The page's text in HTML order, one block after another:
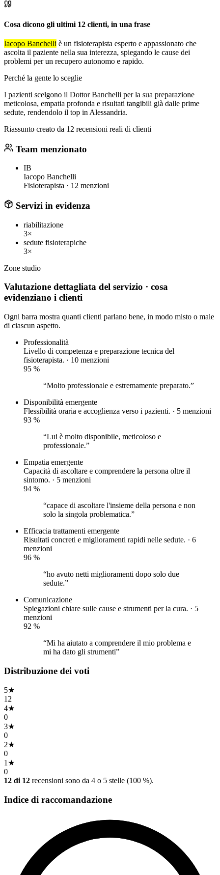
Cosa dicono gli ultimi 12 clienti, in una frase
Iacopo Banchelli è un fisioterapista esperto e appassionato che
ascolta il paziente nella sua interezza, spiegando le cause dei
problemi per un recupero autonomo e rapido.
Perché la gente lo sceglie
I pazienti scelgono il Dottor Banchelli per la sua preparazione
meticolosa, empatia profonda e risultati tangibili già dalle prime
sedute, rendendolo il top in Alessandria.
Riassunto creato da 12 recensioni reali di clienti
Team menzionato
IB
Iacopo Banchelli
Fisioterapista · 12 menzioni
Servizi in evidenza
riabilitazione
3×
sedute fisioterapiche
3×
Zone studio
Valutazione dettagliata del servizio · cosa
evidenziano i clienti
Ogni barra mostra quanti clienti parlano bene, in modo misto o male
di ciascun aspetto.
Professionalità
Livello di competenza e preparazione tecnica del
fisioterapista. · 10 menzioni
95 %
“Molto professionale e estremamente preparato.”
Disponibilità emergente
Flessibilità oraria e accoglienza verso i pazienti. · 5 menzioni
93 %
“Lui è molto disponibile, meticoloso e
professionale.”
Empatia emergente
Capacità di ascoltare e comprendere la persona oltre il
sintomo. · 5 menzioni
94 %
“capace di ascoltare l'insieme della persona e non
solo la singola problematica.”
Efficacia trattamenti emergente
Risultati concreti e miglioramenti rapidi nelle sedute. · 6
menzioni
96 %
“ho avuto netti miglioramenti dopo solo due
sedute.”
Comunicazione
Spiegazioni chiare sulle cause e strumenti per la cura. · 5
menzioni
92 %
“Mi ha aiutato a comprendere il mio problema e
mi ha dato gli strumenti”
Distribuzione dei voti
5★
12
4★
0
3★
0
2★
0
1 ★
0
12 di 12 recensioni sono da 4 o 5 stelle (100 %).
Indice di raccomandazione